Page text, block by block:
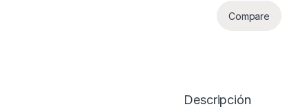
Compare
Descripción